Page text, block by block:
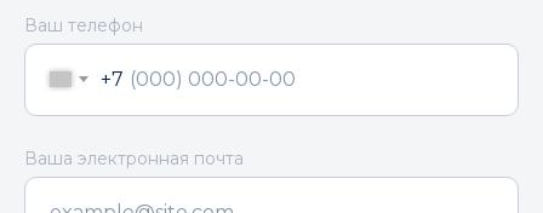
Ваш телефон
+7
Ваша электронная почта